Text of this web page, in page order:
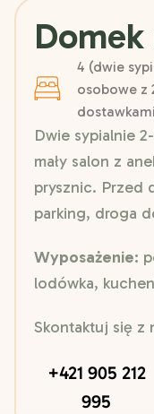
4 (dwie
osobowe z
Dwie sypialnie
mały salon z
prysznic. Przed
parking, droga
Wyposażenie:
lodówka,
Skontaktuj się z
+421 905 212
995